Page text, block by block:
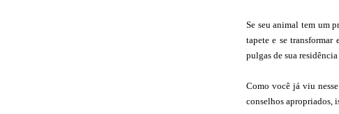
Se seu animal tem um
tapete e se
pulgas de sua
Como você já viu
conselhos apropriados,